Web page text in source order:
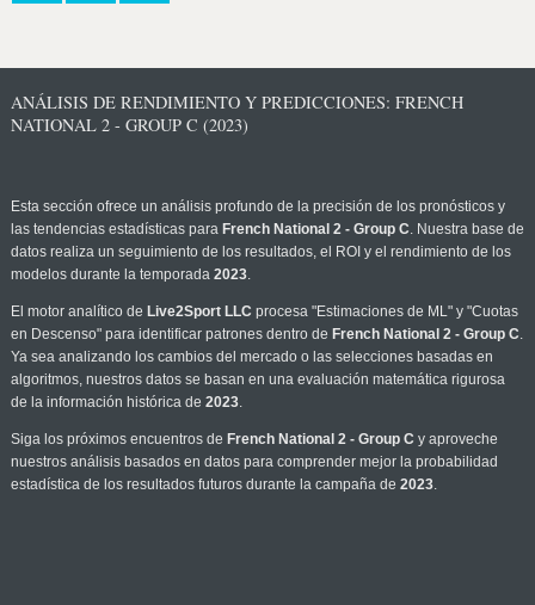
ANÁLISIS DE RENDIMIENTO Y PREDICCIONES: FRENCH
NATIONAL 2 - GROUP C (2023)
Esta sección ofrece un análisis profundo de la precisión de los pronósticos y
las tendencias estadísticas para French National 2 - Group C. Nuestra base de
datos realiza un seguimiento de los resultados, el ROI y el rendimiento de los
modelos durante la temporada 2023.
El motor analítico de Live2Sport LLC procesa "Estimaciones de ML" y "Cuotas
en Descenso" para identificar patrones dentro de French National 2 - Group C.
Ya sea analizando los cambios del mercado o las selecciones basadas en
algoritmos, nuestros datos se basan en una evaluación matemática rigurosa
de la información histórica de 2023.
Siga los próximos encuentros de French National 2 - Group C y aproveche
nuestros análisis basados en datos para comprender mejor la probabilidad
estadística de los resultados futuros durante la campaña de 2023.